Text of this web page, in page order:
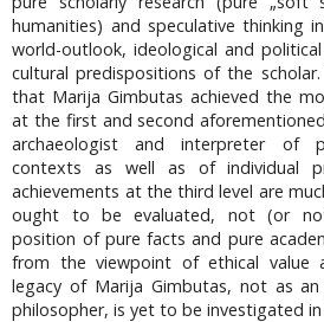
humanities) and speculative thinking
world-outlook, ideological and
cultural predispositions of the
that Marija Gimbutas achieved the
at the first and second
archaeologist and interpreter of
contexts as well as of individual
achievements at the third level are
ought to be evaluated, not (or
position of pure facts and pure
from the viewpoint of ethical value
legacy of Marija Gimbutas, not as
philosopher, is yet to be investigated